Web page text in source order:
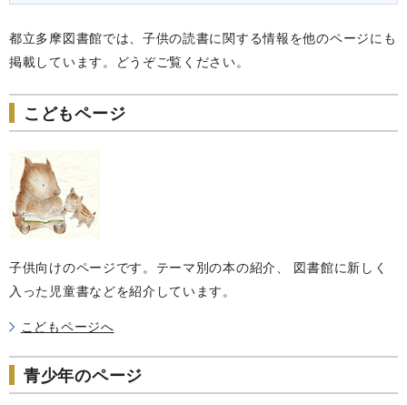
都立多摩図書館では、子供の読書に関する情報を他のページにも
掲載しています。どうぞご覧ください。
こどもページ
子供向けのページです。テーマ別の本の紹介、 図書館に新しく
入った児童書などを紹介しています。
こどもページへ
青少年のページ